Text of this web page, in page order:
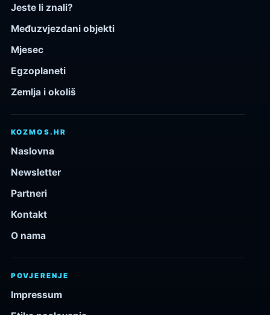
Jeste li znali?
Međuzvjezdani objekti
Mjesec
Egzoplaneti
Zemlja i okoliš
KOZMOS.HR
Naslovna
Newsletter
Partneri
Kontakt
O nama
POVJERENJE
Impressum